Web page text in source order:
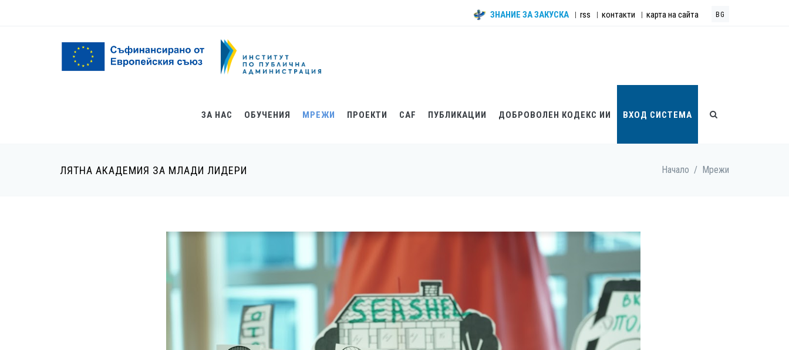
ЗНАНИЕ ЗА ЗАКУСКА | rss | контакти | карта на сайта BG
Форма за търсене
ЗА НАС ОБУЧЕНИЯ МРЕЖИ ПРОЕКТИ CAF ПУБЛИКАЦИИ ДОБРОВОЛЕН КОДЕКС ИИ ВХОД СИСТЕМА
ЛЯТНА АКАДЕМИЯ ЗА МЛАДИ ЛИДЕРИ Начало / Мрежи